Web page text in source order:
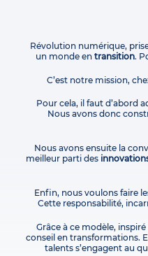
Révolution numérique,
un monde entransition.
C’est notre mission,
Pour cela, il faut d’abord
Nous avons donc
Nous avons ensuite la
meilleur parti des
Enfin, nous voulons faire
Cette responsabilité,
Grâce à ce modèle,
conseil en transformations.
talents s’engagent au